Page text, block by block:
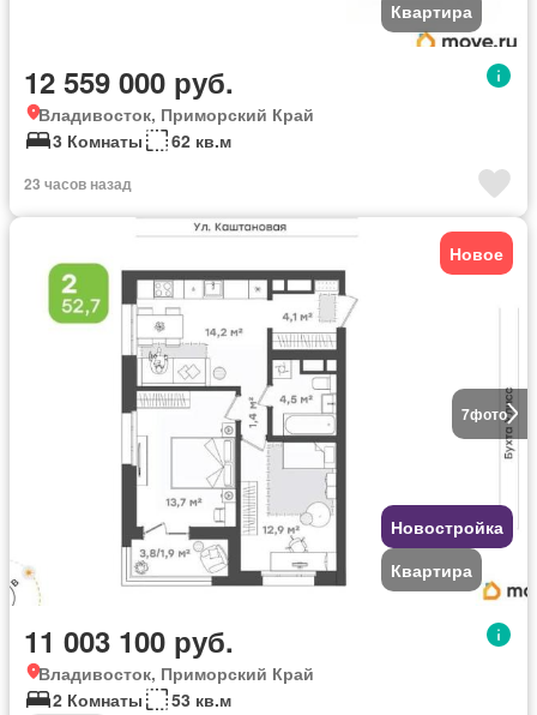
Квартира
12 559 000 руб.
Владивосток, Приморский Край
3 Комнаты
62 кв.м
23 часов назад
7фото
Новое
Новостройка
Квартира
11 003 100 руб.
Владивосток, Приморский Край
2 Комнаты
53 кв.м